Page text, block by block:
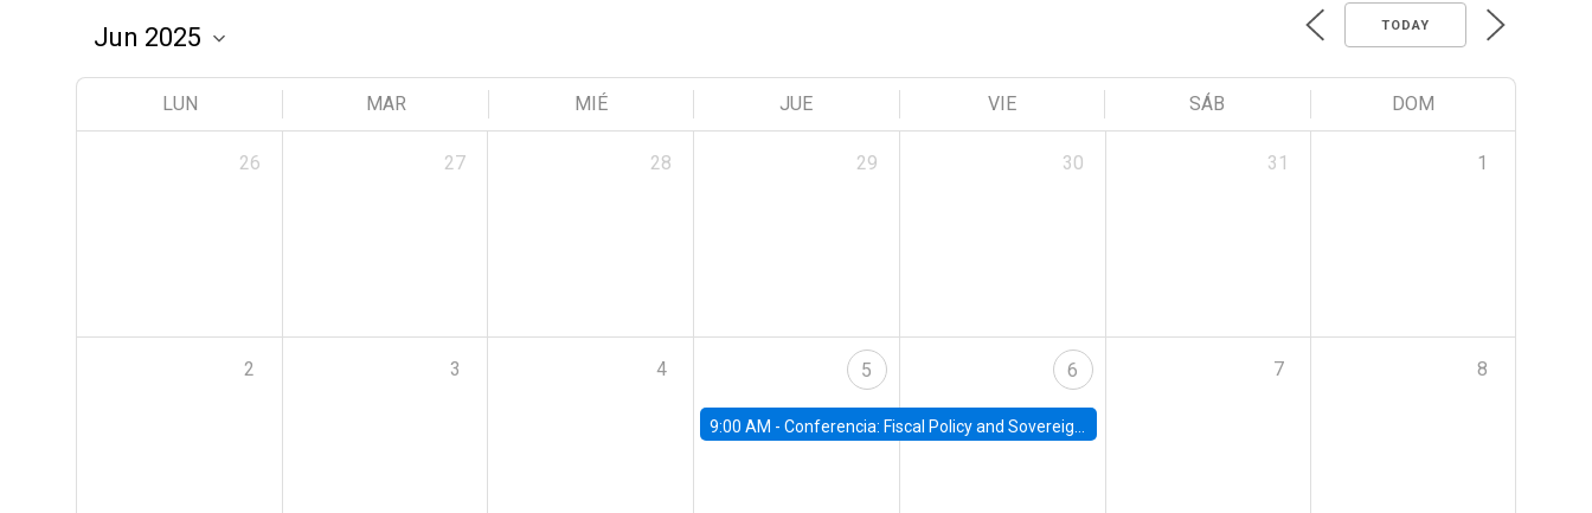
TODAY
LUN MAR MIÉ JUE VIE SÁB DOM
26 27 28 29 30 31 1
2 3 4 5
9:00 AM -Conferencia: Fiscal Policy and Sovereign Debt
6 7 8